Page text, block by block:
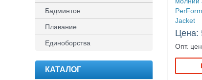
Бадминтон
Плавание
Единоборства
КАТАЛОГ
Jacket
Цена:
Опт.